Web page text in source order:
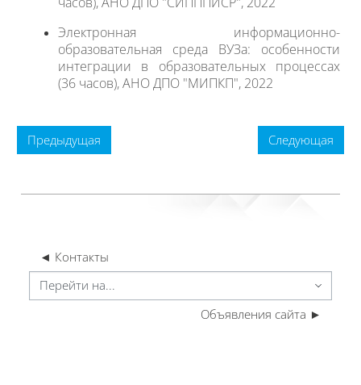
Электронная информационно-
образовательная среда ВУЗа: особенности
интеграции в образовательных процессах
(36 часов), АНО ДПО "МИПКП", 2022
Предыдущая Следующая
◄ Контакты
на...
Объявления сайта ►